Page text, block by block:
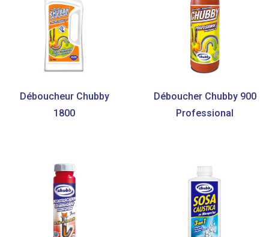
Déboucheur Chubby
1800
Déboucher Chubby 900
Professional